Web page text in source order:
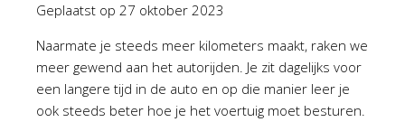
Geplaatst op 27 oktober 2023
Naarmate je steeds meer kilometers maakt, raken we
meer gewend aan het autorijden. Je zit dagelijks voor
een langere tijd in de auto en op die manier leer je
ook steeds beter hoe je het voertuig moet besturen.